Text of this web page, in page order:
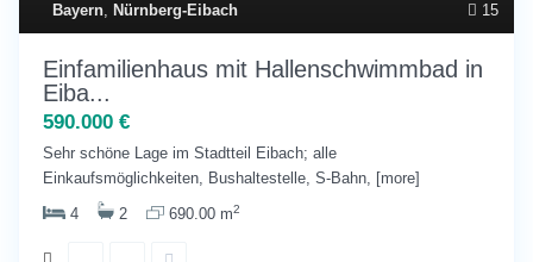
15
Bayern, Nürnberg-Eibach
Einfamilienhaus mit Hallenschwimmbad in
Eiba...
590.000 €
Sehr schöne Lage im Stadtteil Eibach; alle
Einkaufsmöglichkeiten, Bushaltestelle, S-Bahn, [more]
4
2 690.00 m2